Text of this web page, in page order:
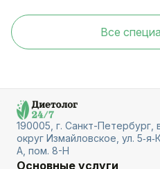
Все
190005, г. Санкт-Петербург,
округ Измайловское, ул.
А, пом. 8-Н
Основные услуги